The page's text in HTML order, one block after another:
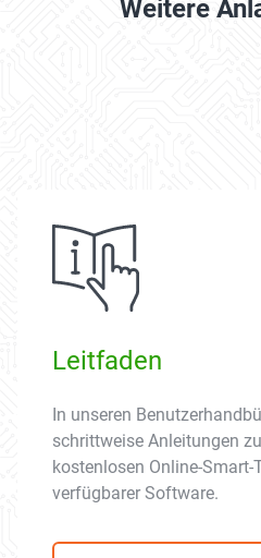
Weitere
Leitfaden
In unseren
schrittweise Anleitungen
kostenlosen Online-Smart-
verfügbarer Software.